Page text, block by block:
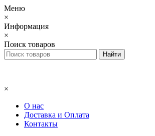
Меню
×
Информация
×
Поиск товаров
×
О нас
Доставка и Оплата
Контакты